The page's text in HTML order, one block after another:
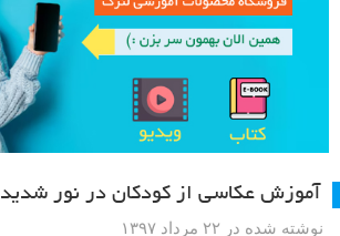
آموزش عکاسی از کودکان در نور شدید
نوشته شده در ۲۲ مرداد ۱۳۹۷